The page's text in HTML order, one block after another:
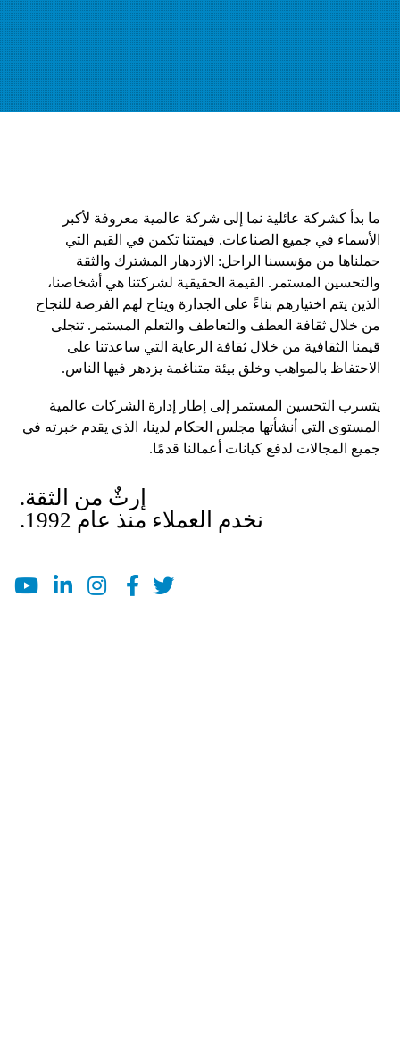
ما بدأ كشركة عائلية نما إلى شركة عالمية معروفة لأكبر
الأسماء في جميع الصناعات. قيمتنا تكمن في القيم التي
حملناها من مؤسسنا الراحل: الازدهار المشترك والثقة
والتحسين المستمر. القيمة الحقيقية لشركتنا هي أشخاصنا،
الذين يتم اختيارهم بناءً على الجدارة ويتاح لهم الفرصة للنجاح
من خلال ثقافة العطف والتعاطف والتعلم المستمر. تتجلى
قيمنا الثقافية من خلال ثقافة الرعاية التي ساعدتنا على
الاحتفاظ بالمواهب وخلق بيئة متناغمة يزدهر فيها الناس.
يتسرب التحسين المستمر إلى إطار إدارة الشركات عالمية
المستوى التي أنشأتها مجلس الحكام لدينا، الذي يقدم خبرته في
جميع المجالات لدفع كيانات أعمالنا قدمًا.
إرثٌ من الثقة.
نخدم العملاء منذ عام 1992.